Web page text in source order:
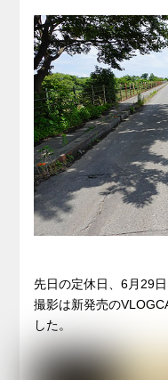
先日の定休日、6月29
撮影は新発売の
した。